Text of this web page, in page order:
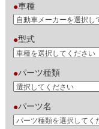
●車種
●型式
●パーツ種類
●パーツ名